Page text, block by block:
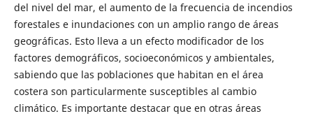
del nivel del mar, el aumento de la frecuencia de incendios
forestales e inundaciones con un amplio rango de áreas
geográficas. Esto lleva a un efecto modificador de los
factores demográficos, socioeconómicos y ambientales,
sabiendo que las poblaciones que habitan en el área
costera son particularmente susceptibles al cambio
climático. Es importante destacar que en otras áreas